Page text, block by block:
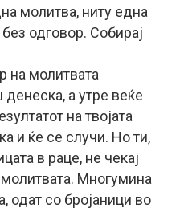
молитва, ниту една
одговор. Собирај
на молитвата
а утре веќе
на твојата
и ќе се случи. Но ти,
в раце, не чекај
Многумина
одат со бројаници во